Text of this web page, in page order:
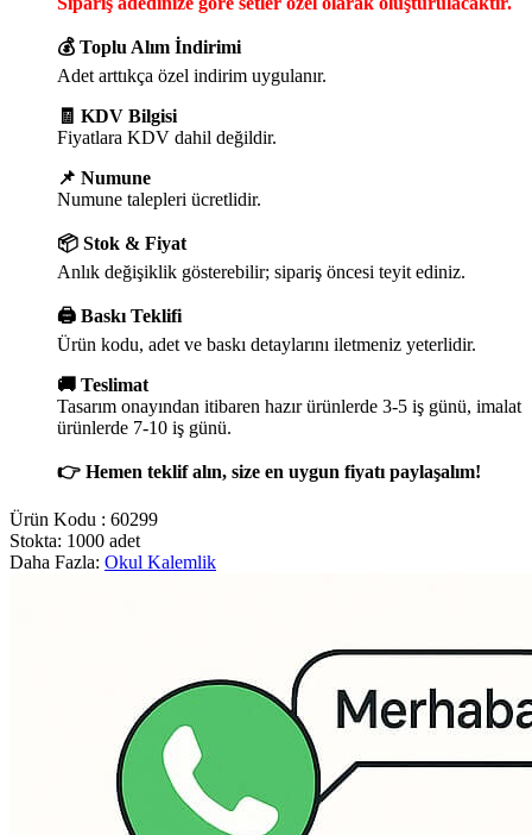
💰 Toplu Alım İndirimi
Adet arttıkça özel indirim uygulanır.
🧾 KDV Bilgisi
Fiyatlara KDV dahil değildir.
📌 Numune
Numune talepleri ücretlidir.
📦 Stok & Fiyat
Anlık değişiklik gösterebilir; sipariş öncesi teyit ediniz.
🖨️ Baskı Teklifi
Ürün kodu, adet ve baskı detaylarını iletmeniz yeterlidir.
🚚 Teslimat
Tasarım onayından itibaren hazır ürünlerde 3-5 iş günü, imalat
ürünlerde 7-10 iş günü.
👉 Hemen teklif alın, size en uygun fiyatı paylaşalım!
Ürün Kodu : 60299
Stokta: 1000 adet
Daha Fazla: Okul Kalemlik